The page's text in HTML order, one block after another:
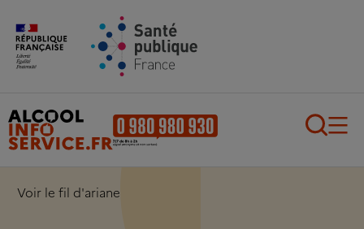
Aller au contenu principal
Voir le fil d'ariane